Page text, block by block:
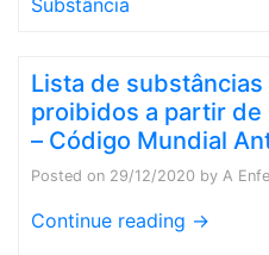
Substância
Lista de
proibidos a partir de
– Código Mundial
Posted on 29/12/2020 by A
Continue reading →